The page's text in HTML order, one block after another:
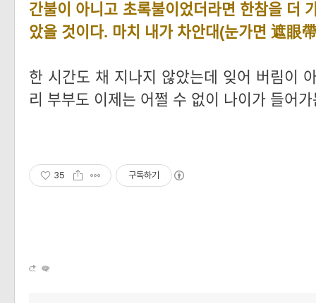
간불이 아니고 초록불이었더라면 한참을 더
았을 것이다. 마치 내가 차안대(눈가면 遮眼
한 시간도 채 지나지 않았는데 잊어 버림이
리 부부도 이제는 어쩔 수 없이 나이가 들어
35 구독하기